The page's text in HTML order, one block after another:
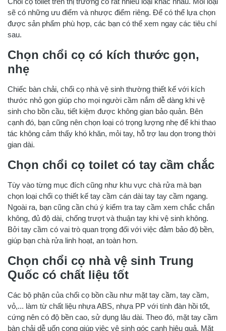
sẽ có những ưu điểm và nhược điểm riêng. Để có thể lựa chọn
được sản phẩm phù hợp, các bạn có thể xem ngay các tiêu chí
sau.
Chọn chổi cọ có kích thước gọn,
nhẹ
Chiếc bàn chải, chổi cọ nhà vệ sinh thường thiết kế với kích
thước nhỏ gọn giúp cho mọi người cầm nắm dễ dàng khi vệ
sinh cho bồn cầu, tiết kiệm được không gian bảo quản. Bên
cạnh đó, bạn cũng nên chọn loại có trọng lượng nhẹ để khi thao
tác không cảm thấy khó khăn, mỏi tay, hỗ trợ lau dọn trong thời
gian dài.
Chọn chổi cọ toilet có tay cầm chắc
Tùy vào từng mục đích cũng như khu vực chà rửa mà bạn
chọn loại chổi cọ thiết kế tay cầm cán dài tay tay cầm ngang.
Ngoài ra, bạn cũng cần chú ý kiểm tra tay cầm xem chắc chắn
không, đủ độ dài, chống trượt và thuận tay khi vệ sinh không.
Bởi tay cầm có vai trò quan trọng đối với việc đảm bảo độ bền,
giúp bạn chà rửa linh hoạt, an toàn hơn.
Chọn chổi cọ nhà vệ sinh Trung
Quốc có chất liệu tốt
Các bộ phận của chổi cọ bồn cầu như mặt tay cầm, tay cầm,
vỏ,... làm từ chất liệu nhựa ABS, nhựa PP với tính đàn hồi tốt,
cứng nên có độ bền cao, sử dụng lâu dài. Theo đó, mặt tay cầm
bàn chải dễ uốn cong giúp việc vệ sinh góc cạnh hiệu quả. Mặt